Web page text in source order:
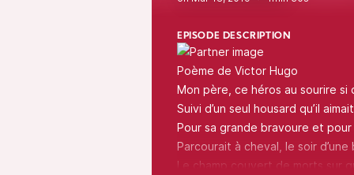
EPISODE DESCRIPTION
Poème de Victor Hugo
Mon père, ce héros au sourire si
Suivi d’un seul housard qu’il
Pour sa grande bravoure et pour
Parcourait à cheval, le soir d’une
Le champ couvert de morts sur